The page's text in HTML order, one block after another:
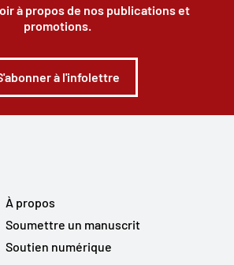
à propos de nos publications et
promotions.
à l'infolettre
À propos
Soumettre un manuscrit
Soutien numérique